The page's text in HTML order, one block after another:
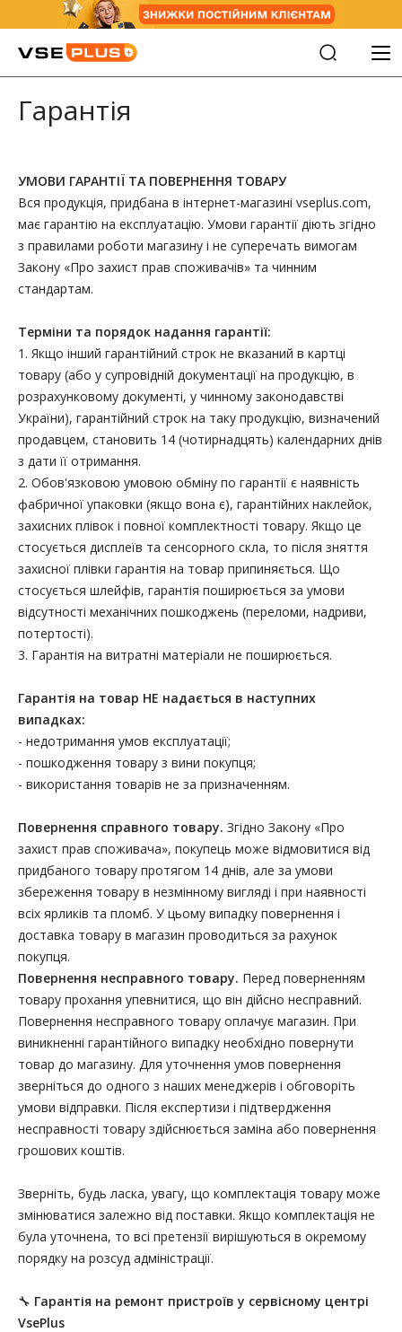
Гарантія
УМОВИ ГАРАНТІЇ ТА ПОВЕРНЕННЯ ТОВАРУ
Вся продукція, придбана в інтернет-магазині vseplus.com,
має гарантію на експлуатацію. Умови гарантії діють згідно
з правилами роботи магазину і не суперечать вимогам
Закону «Про захист прав споживачів» та чинним
стандартам.
Терміни та порядок надання гарантії:
1. Якщо інший гарантійний строк не вказаний в картці
товару (або у супровідній документації на продукцію, в
розрахунковому документі, у чинному законодавстві
України), гарантійний строк на таку продукцію, визначений
продавцем, становить 14 (чотирнадцять) календарних днів
з дати її отримання.
2. Обов'язковою умовою обміну по гарантії є наявність
фабричної упаковки (якщо вона є), гарантійних наклейок,
захисних плівок і повної комплектності товару. Якщо це
стосується дисплеїв та сенсорного скла, то після зняття
захисної плівки гарантія на товар припиняється. Що
стосується шлейфів, гарантія поширюється за умови
відсутності механічних пошкоджень (переломи, надриви,
потертості).
3. Гарантія на витратні матеріали не поширюється.
Гарантія на товар НЕ надається в наступних
випадках:
- недотримання умов експлуатації;
- пошкодження товару з вини покупця;
- використання товарів не за призначенням.
Повернення справного товару. Згідно Закону «Про
захист прав споживача», покупець може відмовитися від
придбаного товару протягом 14 днів, але за умови
збереження товару в незмінному вигляді і при наявності
всіх ярликів та пломб. У цьому випадку повернення і
доставка товару в магазин проводиться за рахунок
покупця.
Повернення несправного товару. Перед поверненням
товару прохання упевнитися, що він дійсно несправний.
Повернення несправного товару оплачує магазин. При
виникненні гарантійного випадку необхідно повернути
товар до магазину. Для уточнення умов повернення
зверніться до одного з наших менеджерів і обговоріть
умови відправки. Після експертизи і підтвердження
несправності товару здійснюється заміна або повернення
грошових коштів.
Зверніть, будь ласка, увагу, що комплектація товару може
змінюватися залежно від поставки. Якщо комплектація не
була уточнена, то всі претензії вирішуються в окремому
порядку на розсуд адміністрації.
🔧 Гарантія на ремонт пристроїв у сервісному центрі
VsePlus